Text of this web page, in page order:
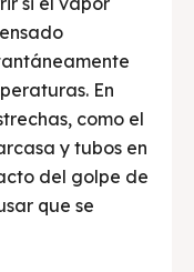
En
como el
y tubos en
del golpe de
que se